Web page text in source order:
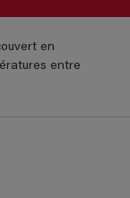
en
entre